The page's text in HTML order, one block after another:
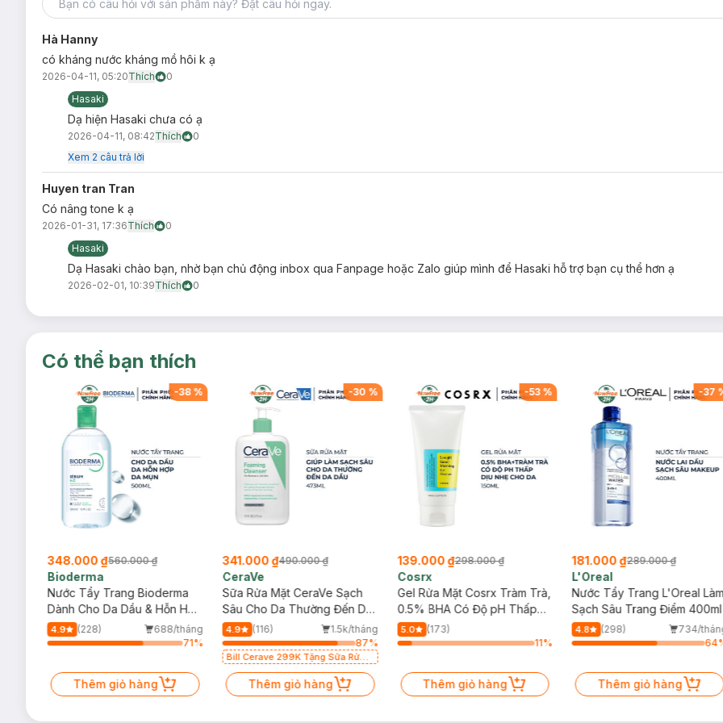
Hà Hanny
có kháng nước kháng mồ hôi k ạ
2026-04-11, 05:20Thích
0
Hasaki
Dạ hiện Hasaki chưa có ạ
2026-04-11, 08:42Thích
0
Xem 2 câu trả lời
Huyen tran Tran
Có nâng tone k ạ
2026-01-31, 17:36Thích
0
Hasaki
Dạ Hasaki chào bạn, nhờ bạn chủ động inbox qua Fanpage hoặc Zalo giúp mình để Hasaki hỗ trợ bạn cụ thể hơn ạ
2026-02-01, 10:39Thích 0
Có thể bạn thích
-38%
348.000 ₫560.000 ₫
Bioderma
Nước Tẩy Trang Bioderma
Dành Cho Da Dầu & Hỗn Hợp
500ml
4.9 (228)
688/tháng
71%
Thêm giỏ hàng
-30 %
341.000 ₫490.000 ₫
CeraVe
Sữa Rửa Mặt CeraVe Sạch
Sâu Cho Da Thường Đến Da
Dầu 473ml
4.9 (116)
1.5k/tháng
87%
Bill Cerave 299K Tặng Sữa Rửa
Mặt Cerave 30ml (SL có hạn)
Thêm giỏ hàng
-53%
139.000 ₫298.000 ₫
Cosrx
Gel Rửa Mặt Cosrx Tràm Trà,
0.5% BHA Có Độ pH Thấp
150ml
5.0
(173)
11%
Thêm giỏ hàng
-37
181.000 ₫289.000 ₫
L'Oreal
Nước Tẩy Trang L'Oreal
Sạch Sâu Trang Điểm 400ml
4.8 (298)
734/
64
Thêm giỏ hàng